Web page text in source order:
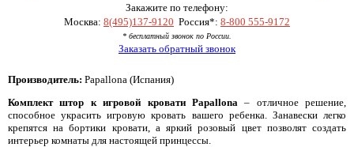
Закажите по телефону:
Москва: 8(495)137-9120 Россия*: 8-800 555-9172
* бесплатный звонок по России.
Заказать обратный звонок
Производитель: Papallona (Испания)
Комплект штор к игровой кровати Papallona– отличное решение,
способное украсить игровую кровать вашего ребенка. Занавески легко
крепятся на бортики кровати, а яркий розовый цвет позволят создать
интерьер комнаты для настоящей принцессы.